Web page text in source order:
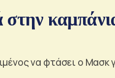
να φτάσει ο Μασκ